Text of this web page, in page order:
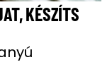
KÉSZÍTS